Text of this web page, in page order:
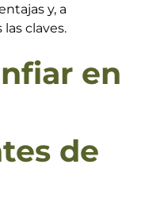
y, a
claves.
en
de